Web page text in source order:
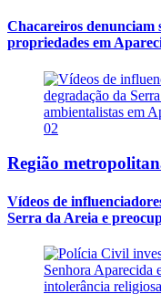
Chacareiros denunciam
propriedades em
02
Região
Vídeos de
Serra da Areia e